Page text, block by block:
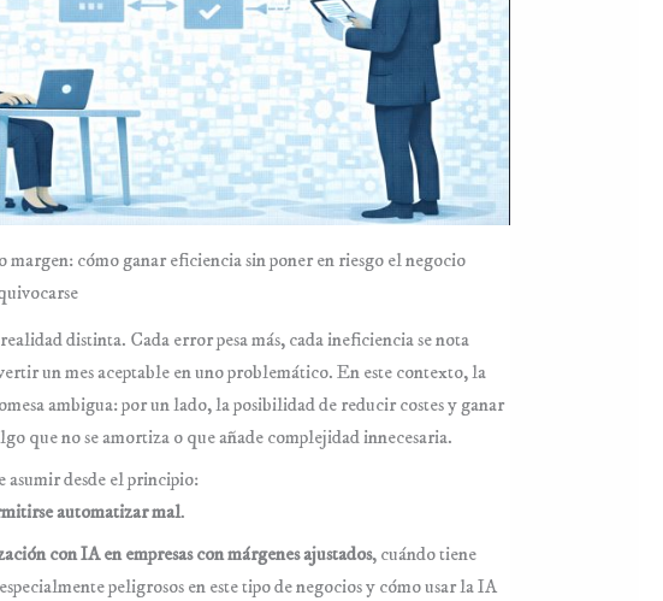
cómo ganar eficiencia sin poner en riesgo el negocio
distinta. Cada error pesa más, cada ineficiencia se nota
un mes aceptable en uno problemático. En este contexto, la
ambigua: por un lado, la posibilidad de reducir costes y ganar
que no se amortiza o que añade complejidad innecesaria.
asumir desde el principio:
automatizar mal.
con IA en empresas con márgenes ajustados, cuándo tiene
peligrosos en este tipo de negocios y cómo usar la IA